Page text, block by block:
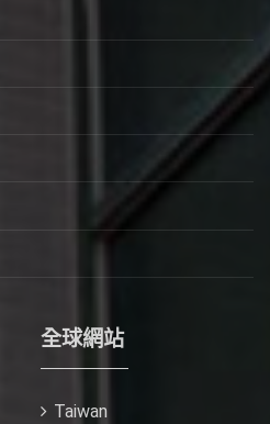
全球網站
Taiwan